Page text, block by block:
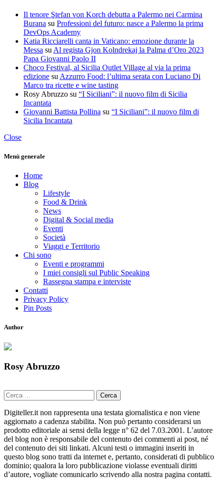
Il tenore Ştefan von Korch debutta a Palermo nei Carmina
Burana su Professioni del futuro: nasce a Palermo la prima
DevOps Academy
Katia Ricciarelli canta in Vaticano: emozione durante la
Messa su Al regista Gjon Kolndrekaj la Palma d’Oro 2023
Papa Giovanni Paolo II
Choco Festival, al Sicilia Outlet Village al via la prima
edizione su Azzurro Food: l’ultima serata con Luciano Di
Marco tra ricette e wine tasting
Rosy Abruzzo su “I Siciliani”: il nuovo film di Sicilia
Incantata
Giovanni Battista Pollina su “I Siciliani”: il nuovo film di
Sicilia Incantata
Close
Menù generale
Home
Blog
Lifestyle
Food & Drink
News
Digital & Social media
Eventi
Società
Viaggi e Territorio
Chi sono
Eventi e programmi
I miei consigli sul Public Speaking
Rassegna stampa e interviste
Contatti
Privacy Policy
Pin Posts
Author
Rosy Abruzzo
Ricerca
per:
Digiteller.it non rappresenta una testata giornalistica e non viene
aggiornato a cadenza stabilita. Non può pertanto considerarsi un
prodotto editoriale ai sensi della legge n° 62 del 7.03.2001. L’autore
del blog non è responsabile del contenuto dei commenti ai post, né
del contenuto dei siti linkati. Alcuni testi o immagini inseriti in
questo blog sono tratti da internet e, pertanto, considerati di pubblico
dominio; qualora la loro pubblicazione violasse eventuali diritti
d’autore, vogliate comunicarlo scrivendo alla nostra pagina contatti.